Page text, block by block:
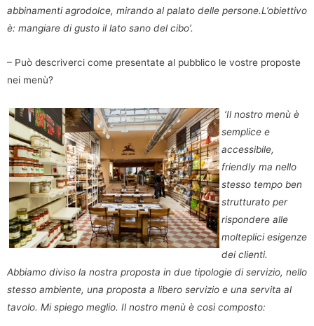
abbinamenti agrodolce, mirando al palato delle persone.L’obiettivo
è: mangiare di gusto il lato sano del cibo’.
– Può descriverci come presentate al pubblico le vostre proposte
nei menù?
‘Il nostro menù è
semplice e
accessibile,
friendly ma nello
stesso tempo ben
strutturato per
rispondere alle
molteplici esigenze
dei clienti.
Abbiamo diviso la nostra proposta in due tipologie di servizio, nello
stesso ambiente, una proposta a libero servizio e una servita al
tavolo. Mi spiego meglio. Il nostro menù è così composto: